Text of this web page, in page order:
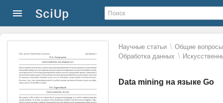
Научные статьи \ Общие вопросы
Обработка данных \
Data mining на языке Go